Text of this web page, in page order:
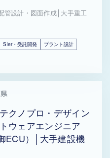
管設計・図面作成│大手重工
SIer・受託開発
プラント設計
クノプロ・デザイン
ウェアエンジニア
ECU）│大手建設機